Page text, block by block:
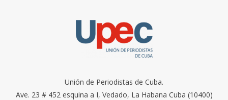
Unión de Periodistas de Cuba.
Ave. 23 # 452 esquina a I, Vedado, La Habana Cuba (10400)